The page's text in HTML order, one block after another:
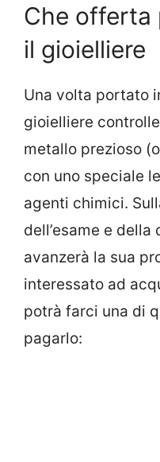
Che offerta
il gioielliere
Una volta portato
gioielliere
metallo prezioso
con uno speciale
agenti chimici.
dell’esame e
avanzerà la sua
interessato ad
potrà farci una di
pagarlo: